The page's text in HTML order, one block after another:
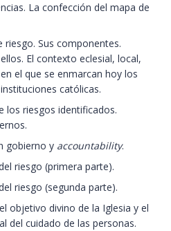
La confección del mapa de
riesgo. Sus componentes.
El contexto eclesial, local,
el que se enmarcan hoy los
católicas.
los riesgos identificados.
gobierno y accountability.
riesgo (primera parte).
riesgo (segunda parte).
objetivo divino de la Iglesia y el
del cuidado de las personas.